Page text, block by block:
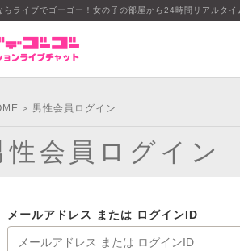
らライブでゴーゴー！女の子の部屋から24時間リアルタ
> 男性会員ログイン
性会員ログイン
メールアドレス または ログインID